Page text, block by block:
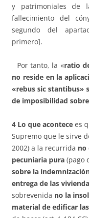
y patrimoniales de
fallecimiento del
segundo del
primero].
Por tanto, la «ratio
no reside en la
«rebus sic stantibus»
de imposibilidad
4 Lo que acontece es
Supremo que le sirve
2002) a la recurrida no
pecuniaria pura (pago
sobre la
entrega de las
sobrevenida no la
material de edificar